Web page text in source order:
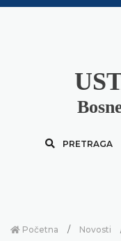
PRETRAGA
Početna Novosti